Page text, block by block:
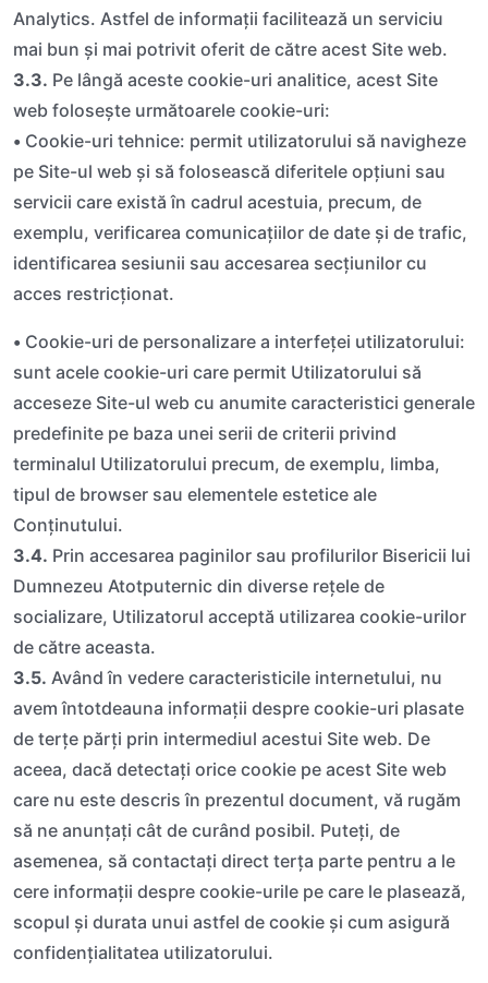
Analytics. Astfel de informații facilitează un serviciu
mai bun și mai potrivit oferit de către acest Site web.
3.3. Pe lângă aceste cookie-uri analitice, acest Site
web folosește următoarele cookie-uri:
• Cookie-uri tehnice: permit utilizatorului să navigheze
pe Site-ul web și să folosească diferitele opțiuni sau
servicii care există în cadrul acestuia, precum, de
exemplu, verificarea comunicațiilor de date și de trafic,
identificarea sesiunii sau accesarea secțiunilor cu
acces restricționat.
• Cookie-uri de personalizare a interfeței utilizatorului:
sunt acele cookie-uri care permit Utilizatorului să
acceseze Site-ul web cu anumite caracteristici generale
predefinite pe baza unei serii de criterii privind
terminalul Utilizatorului precum, de exemplu, limba,
tipul de browser sau elementele estetice ale
Conținutului.
3.4. Prin accesarea paginilor sau profilurilor Bisericii lui
Dumnezeu Atotputernic din diverse rețele de
socializare, Utilizatorul acceptă utilizarea cookie-urilor
de către aceasta.
3.5. Având în vedere caracteristicile internetului, nu
avem întotdeauna informații despre cookie-uri plasate
de terțe părți prin intermediul acestui Site web. De
aceea, dacă detectați orice cookie pe acest Site web
care nu este descris în prezentul document, vă rugăm
să ne anunțați cât de curând posibil. Puteți, de
asemenea, să contactați direct terța parte pentru a le
cere informații despre cookie-urile pe care le plasează,
scopul și durata unui astfel de cookie și cum asigură
confidențialitatea utilizatorului.